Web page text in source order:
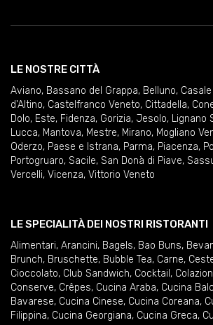
LE NOSTRE CITTÀ
Aviano, Bassano del Grappa, Belluno,
d'Altino, Castelfranco Veneto, Cittadella,
Dolo, Este, Fidenza, Gorizia, Jesolo, Lignano
Lucca, Mantova, Mestre, Mirano, Mogliano
Oderzo, Paese e Istrana, Parma, Piacenza,
Portogruaro, Sacile, San Donà di Piave,
Vercelli, Vicenza, Vittorio Veneto
LE SPECIALITÀ DEI NOSTRI RISTORANTI
Alimentari, Arancini, Bagels, Bao Buns,
Brunch, Bruschette, Bubble Tea, Carne,
Cioccolato, Club Sandwich, Cocktail ,
Conserve, Crêpes, Cucina Araba, Cucina
Bavarese, Cucina Cinese, Cucina Coreana,
Filippina, Cucina Georgiana, Cucina Greca,